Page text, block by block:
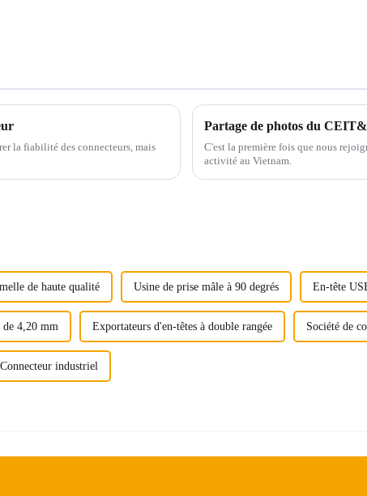
la fiabilité des connecteurs, mais
Partage de photos du
C'est la première fois que nous
activité au Vietnam.
de haute qualité Usine de prise mâle à 90 degrés En-tête
de 4,20 mm Exportateurs d'en-têtes à double rangée Société de
industriel